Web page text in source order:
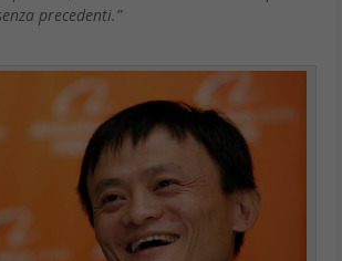
precedenti.”